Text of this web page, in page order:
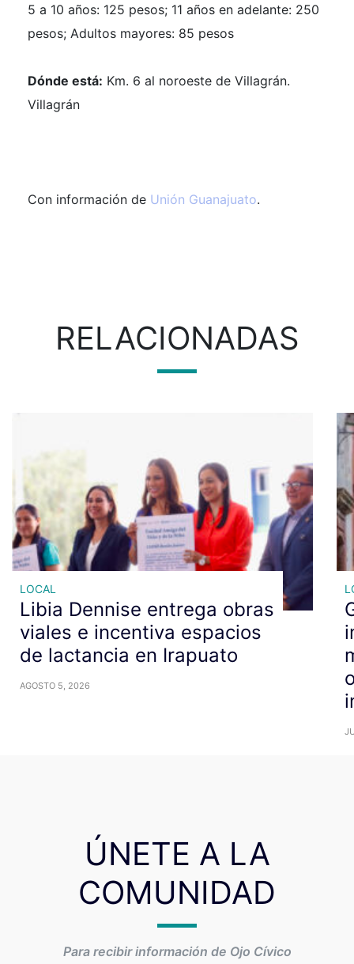
5 a 10 años: 125 pesos; 11 años en adelante: 250
pesos; Adultos mayores: 85 pesos
Dónde está: Km. 6 al noroeste de Villagrán.
Villagrán
Con información de Unión Guanajuato.
RELACIONADAS
LOCAL
Libia Dennise entrega obras
viales e incentiva espacios
de lactancia en Irapuato
AGOSTO 5, 2026
ÚNETE A LA
COMUNIDAD
Para recibir información de Ojo Cívico